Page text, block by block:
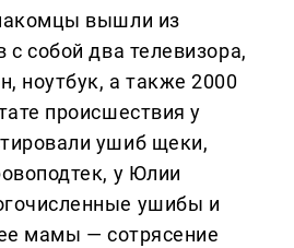
вышли из
с собой два телевизора,
ноутбук, а также 2000
происшествия у
ушиб щеки,
у Юлии
ушибы и
мамы — сотрясение